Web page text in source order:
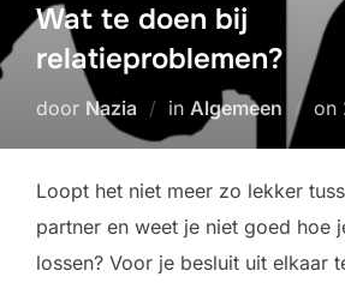
Wat te doen bij
relatieproblemen?
door Nazia in Algemeen on
Loopt het niet meer zo lekker
partner en weet je niet goed hoe
lossen? Voor je besluit uit elkaar